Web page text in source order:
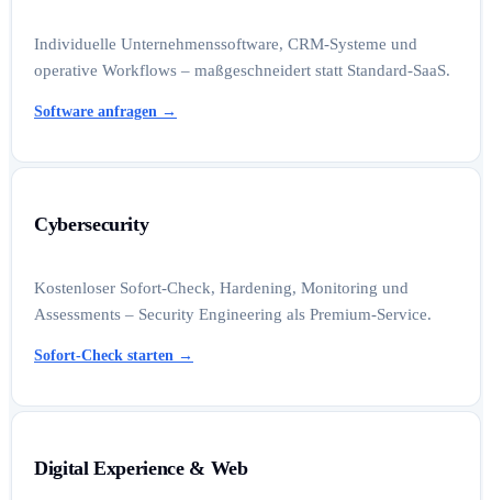
Individuelle Unternehmenssoftware, CRM-Systeme und
operative Workflows – maßgeschneidert statt Standard-SaaS.
Software anfragen →
Cybersecurity
Kostenloser Sofort-Check, Hardening, Monitoring und
Assessments – Security Engineering als Premium-Service.
Sofort-Check starten →
Digital Experience & Web